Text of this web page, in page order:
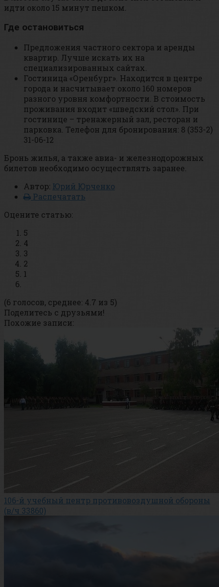
идти около 15 минут пешком.
Где остановиться
Предложения частного сектора и аренды
квартир. Лучше искать их на
специализированных сайтах.
Гостиница «Оренбург». Находится в центре
города и насчитывает около 160 номеров
разного уровня комфортности. В стоимость
проживания входит «шведский стол». При
гостинице – тренажерный зал, ресторан и
парковка. Телефон для бронирования: 8 (353-2)
31-06-12
Бронь жилья, а также авиа- и железнодорожных
билетов необходимо осуществлять заранее.
Автор: Юрий Юрченко
Распечатать
Оцените статью:
5
4
3
2
1
(6 голосов, среднее: 4.7 из 5)
Поделитесь с друзьями!
Похожие записи:
106-й учебный центр противовоздушной обороны
(в/ч 33860)